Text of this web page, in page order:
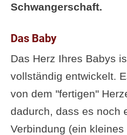
Schwangerschaft.
Das Baby
Das Herz Ihres Babys
vollständig entwickelt.
von dem "fertigen"
dadurch, dass es noch
Verbindung (ein